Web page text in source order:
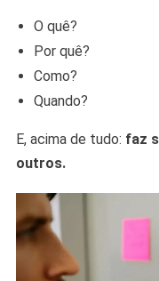
O quê?
Por quê?
Como?
Quando?
E, acima de tudo: faz
outros.